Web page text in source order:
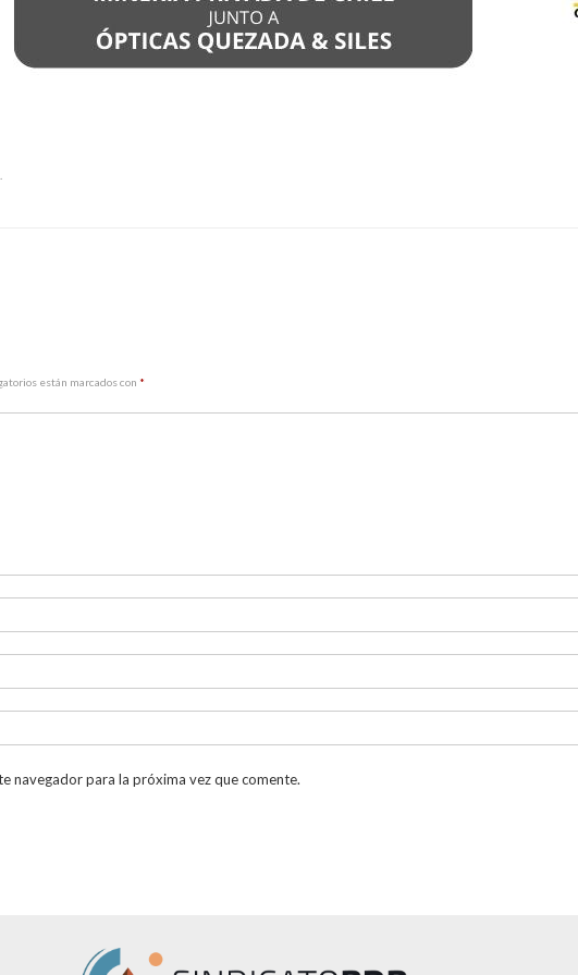
están marcados con *
navegador para la próxima vez que comente.